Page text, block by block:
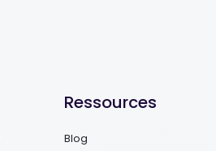
Ressources
Blog